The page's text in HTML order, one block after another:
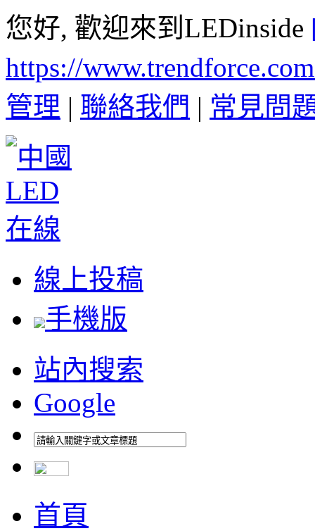
您好, 歡迎來到LEDinside
https://
管理 | 聯絡我們 | 常見問
線上投稿
手機版
站內搜索
Google
首頁